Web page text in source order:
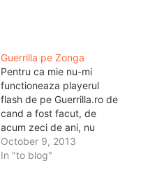
Guerrilla pe Zonga
Pentru ca mie nu-mi
functioneaza playerul
flash de pe Guerrilla.ro de
cand a fost facut, de
acum zeci de ani, nu
aveam prea usor cum sa
ascult radioul. Nu am
October 9, 2013
In "to blog"